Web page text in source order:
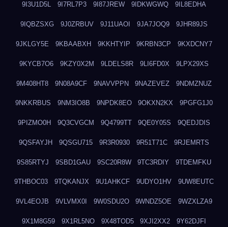
9I3U1D5L 9I7RL7P3 9I87JREW 9IDKWGWQ 9IL8EDHA
9IQBZSXG 9J0ZRBUV 9J11UAOI 9JA7JOQ9 9JHR89JS
9JKLGY5E 9KBAABXH 9KKHTYIP 9KRBN3CP 9KXDCNY7
9KYCB7O6 9KZY0X2M 9LDELS8R 9LI6FD0X 9LPX29XS
9M408HT8 9N08A9CF 9NAVVPPN 9NAZEVEZ 9NDMZNUZ
9NKKRBUS 9NM3IO8B 9NPDK8EO 9OKXN2KX 9PGFG1J0
9PIZMO0H 9Q3CVGCM 9Q4799TT 9QE0Y05S 9QEDJDIS
9QSFAYJH 9QSGU715 9R3R0930 9R51T71C 9RJEMRTS
9S85RTYJ 9SBD1GAU 9SC20R8W 9TC3RDIY 9TDEMFKU
9THBOC03 9TQKANJX 9U1AHKCF 9UDYO1HV 9UW8EUTC
9VL4EOJB 9VLVMX0I 9W0SDU2O 9WNDZ5OE 9WZXLZA9
9X1M8G59 9X1RL5NO 9X48TOD5 9XJI2XX2 9Y62DJFI